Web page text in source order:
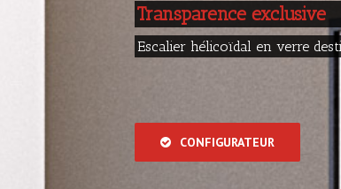
Transparence exclusive
Escalier hélicoïdal en verre
CONFIGURATEUR